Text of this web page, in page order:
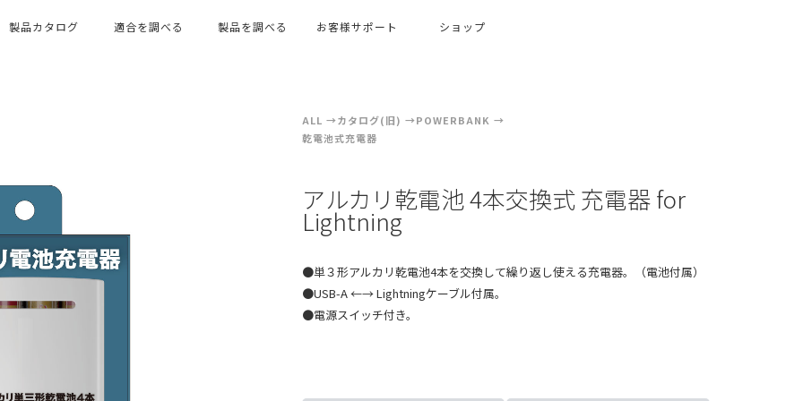
製品カタログ 適合を調べる 製品を調べる お客様サポート ショップ
ALL カタログ(旧)
POWERBANK
乾電池式充電器
アルカリ乾電池 4本交換式 充電器 for
Lightning
●単３形アルカリ乾電池4本を交換して繰り返し使える充電器。（電池付属）
●USB-A ←→ Lightningケーブル付属。
●電源スイッチ付き。